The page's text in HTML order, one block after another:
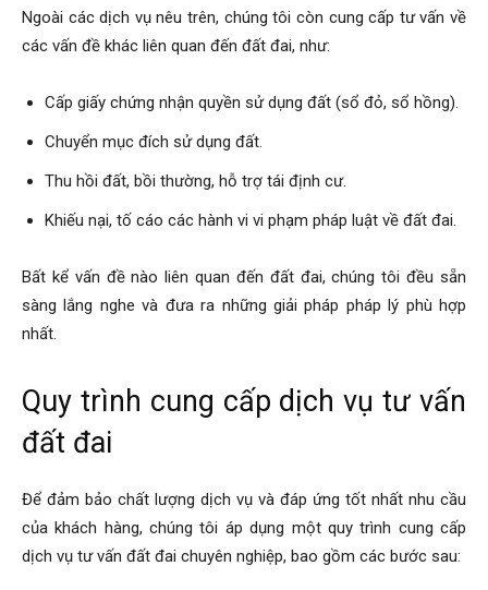
Ngoài các dịch vụ nêu trên, chúng tôi còn cung cấp tư vấn về
các vấn đề khác liên quan đến đất đai, như:
Cấp giấy chứng nhận quyền sử dụng đất (sổ đỏ, sổ hồng).
Chuyển mục đích sử dụng đất.
Thu hồi đất, bồi thường, hỗ trợ tái định cư.
Khiếu nại, tố cáo các hành vi vi phạm pháp luật về đất đai.
Bất kể vấn đề nào liên quan đến đất đai, chúng tôi đều sẵn
sàng lắng nghe và đưa ra những giải pháp pháp lý phù hợp
nhất.
Quy trình cung cấp dịch vụ tư vấn
đất đai
Để đảm bảo chất lượng dịch vụ và đáp ứng tốt nhất nhu cầu
của khách hàng, chúng tôi áp dụng một quy trình cung cấp
dịch vụ tư vấn đất đai chuyên nghiệp, bao gồm các bước sau: